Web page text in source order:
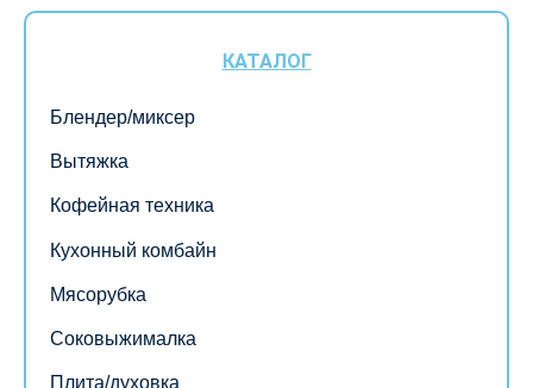
КАТАЛОГ
Блендер/миксер
Вытяжка
Кофейная техника
Кухонный комбайн
Мясорубка
Соковыжималка
Плита/духовка